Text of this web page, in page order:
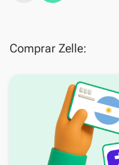
Comprar Zelle: